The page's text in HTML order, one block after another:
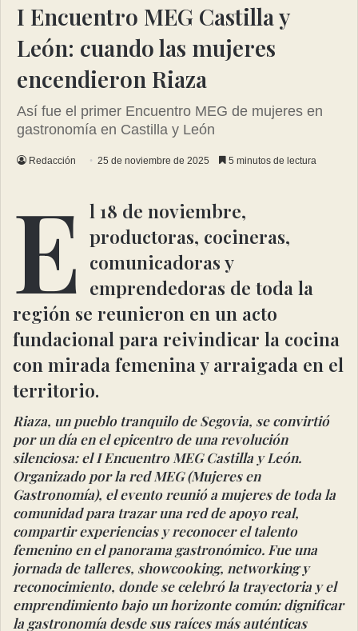
I Encuentro MEG Castilla y
León: cuando las mujeres
encendieron Riaza
Así fue el primer Encuentro MEG de mujeres en
gastronomía en Castilla y León
Redacción 25 de noviembre de 2025 5 minutos de lectura
E l 18 de noviembre,
productoras, cocineras,
comunicadoras y
emprendedoras de toda la
región se reunieron en un acto
fundacional para reivindicar la cocina
con mirada femenina y arraigada en el
territorio.
Riaza, un pueblo tranquilo de Segovia, se convirtió
por un día en el epicentro de una revolución
silenciosa: el I Encuentro MEG Castilla y León.
Organizado por la red MEG (Mujeres en
Gastronomía), el evento reunió a mujeres de toda la
comunidad para trazar una red de apoyo real,
compartir experiencias y reconocer el talento
femenino en el panorama gastronómico. Fue una
jornada de talleres, showcooking, networking y
reconocimiento, donde se celebró la trayectoria y el
emprendimiento bajo un horizonte común: dignificar
la gastronomía desde sus raíces más auténticas